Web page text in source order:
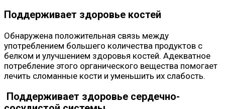
Поддерживает здоровье костей
Обнаружена положительная связь между
употреблением большего количества продуктов с
белком и улучшением здоровья костей. Адекватное
потребление этого органического вещества помогает
лечить сломанные кости и уменьшить их слабость.
Поддерживает здоровье сердечно-